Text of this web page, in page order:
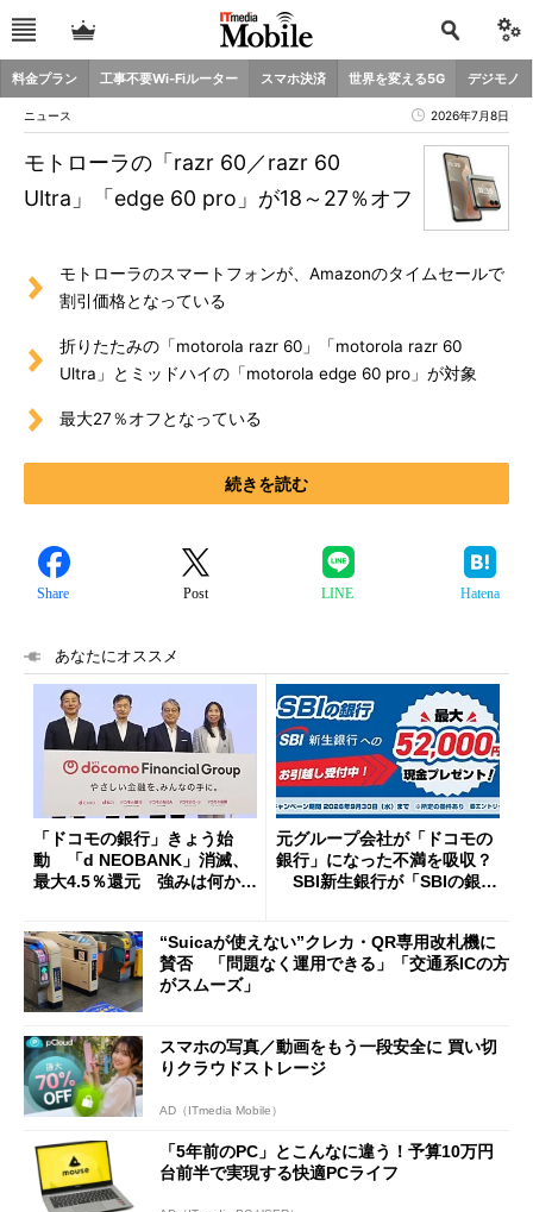
料金プラン 工事不要Wi-Fiルーター スマホ決済 世界を変える5G デジモノ
ニュース 2026年7月8日
モトローラの「razr 60／razr 60
Ultra」「edge 60 pro」が18～27％オフ
モトローラのスマートフォンが、Amazonのタイムセールで
割引価格となっている
折りたたみの「motorola razr 60」「motorola razr 60
Ultra」とミッドハイの「motorola edge 60 pro」が対象
最大27％オフとなっている
続きを読む
Share Post LINE Hatena
あなたにオススメ
「ドコモの銀行」きょう始
動 「d NEOBANK」消滅、
最大4.5％還元 強みは何か解
元グループ会社が「ドコモの
銀行」になった不満を吸収？
SBI新生銀行が「SBIの銀
開催
“Suicaが使えない”クレカ・QR専用改札機に
賛否 「問題なく運用できる」「交通系ICの方
がスムーズ」
スマホの写真／動画をもう一段安全に 買い切
りクラウドストレージ
AD（ITmedia Mobile）
「5年前のPC」とこんなに違う！予算10万円
台前半で実現する快適PCライフ